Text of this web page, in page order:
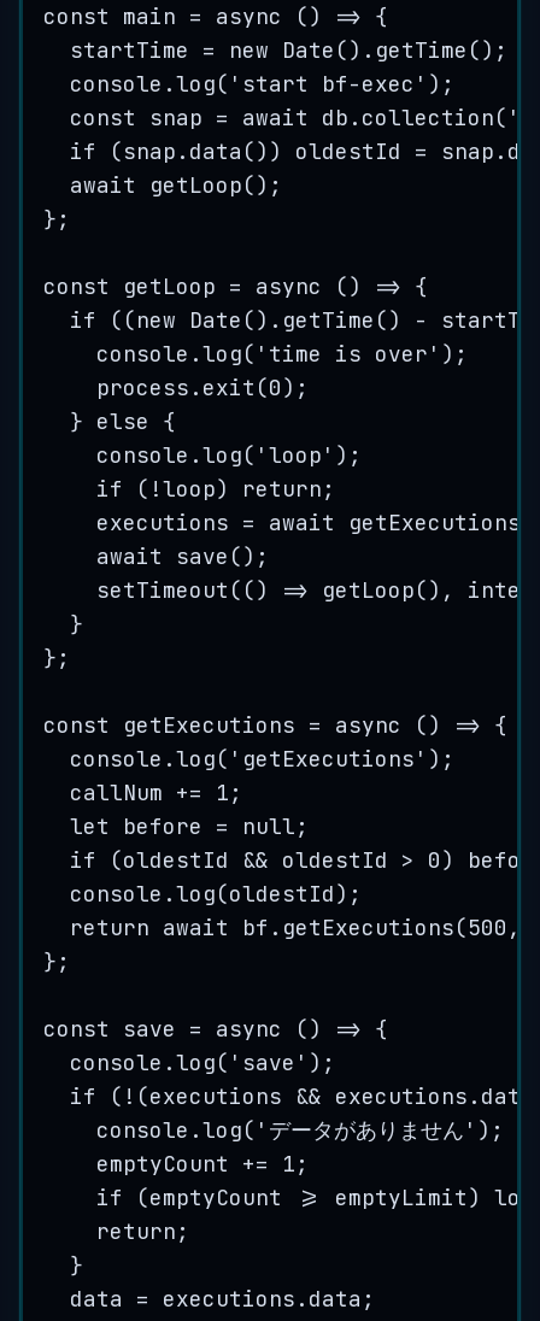
const main = async () => {
startTime
= new Date () . getTime () ;
console .log( ' start bf-exec ' ) ;
const
snap = await db . collection( '
if
(snap . data ()) oldestId = snap .
await getLoop() ;
} ;
const getLoop = async () => {
if
((new Date () . getTime () -
console .log( ' time is over ' ) ;
process . exit (0) ;
} else
{
console .log( 'loop ' ) ;
if
( !loop) return ;
executions = await getExecutions
await save () ;
setTimeout ( () => getLoop() ,
}
} ;
const getExecutions = async () => {
console .log( ' getExecutions ' ) ;
callNum += 1 ;
let
before = null ;
if
(oldestId && oldestId > 0)
console .log(oldestId) ;
return await bf . getExecutions(500 ,
} ;
const save = async () => {
console .log( ' save ' ) ;
if
( ! (executions && executions . data
console .log( ' データがありません ' ) ;
emptyCount
+= 1 ;
if
(emptyCount >= emptyLimit)
return ;
}
data
= executions . data ;